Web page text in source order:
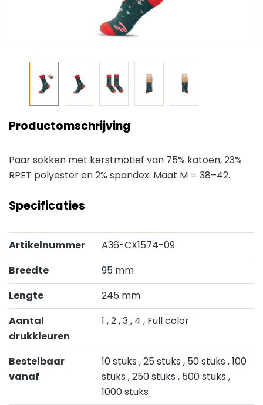
Productomschrijving
Paar sokken met kerstmotief van 75% katoen, 23%
RPET polyester en 2% spandex. Maat M = 38–42.
Specificaties
Artikelnummer
A36-CX1574-09
Breedte
95 mm
Lengte
245 mm
Aantal
drukkleuren
1 , 2, 3, 4 , Full color
Bestelbaar
vanaf
10 stuks , 25 stuks , 50 stuks , 100
stuks , 250 stuks , 500 stuks ,
1000 stuks